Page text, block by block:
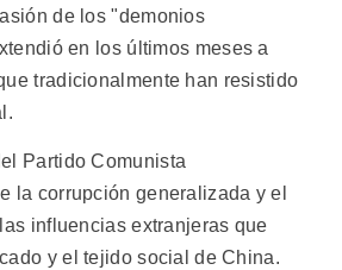
de los "demonios
en los últimos meses a
tradicionalmente han resistido
Partido Comunista
la corrupción generalizada y el
influencias extranjeras que
y el tejido social de China.